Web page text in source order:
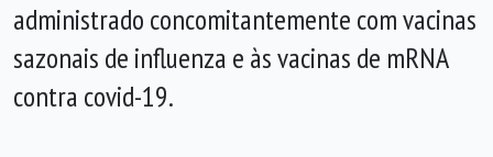
administrado concomitantemente com vacinas
sazonais de influenza e às vacinas de mRNA
contra covid-19.